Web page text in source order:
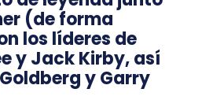
(de forma
los líderes de
y Jack Kirby, así
y Garry